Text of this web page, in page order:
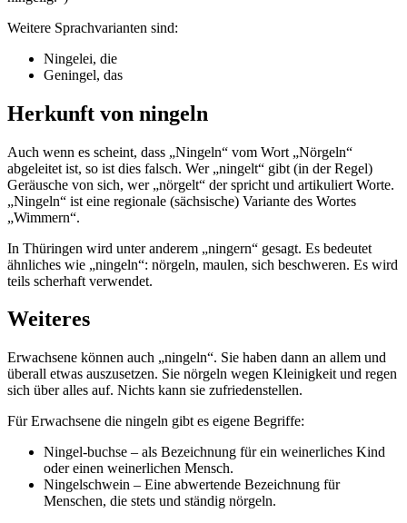
Weitere Sprachvarianten sind:
Ningelei, die
Geningel, das
Herkunft von ningeln
Auch wenn es scheint, dass „Ningeln“ vom Wort „Nörgeln“
abgeleitet ist, so ist dies falsch. Wer „ningelt“ gibt (in der Regel)
Geräusche von sich, wer „nörgelt“ der spricht und artikuliert Worte.
„Ningeln“ ist eine regionale (sächsische) Variante des Wortes
„Wimmern“.
In Thüringen wird unter anderem „ningern“ gesagt. Es bedeutet
ähnliches wie „ningeln“: nörgeln, maulen, sich beschweren. Es wird
teils scherhaft verwendet.
Weiteres
Erwachsene können auch „ningeln“. Sie haben dann an allem und
überall etwas auszusetzen. Sie nörgeln wegen Kleinigkeit und regen
sich über alles auf. Nichts kann sie zufriedenstellen.
Für Erwachsene die ningeln gibt es eigene Begriffe:
Ningel-buchse – als Bezeichnung für ein weinerliches Kind
oder einen weinerlichen Mensch.
Ningelschwein – Eine abwertende Bezeichnung für
Menschen, die stets und ständig nörgeln.